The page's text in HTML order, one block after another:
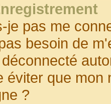
je pas me
besoin de
éviter que
?